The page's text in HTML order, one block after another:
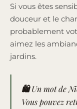
Si vous êtes
douceur et le
probablement
aimez les
jardins.
🛍️ Un mot de
Vous pouvez